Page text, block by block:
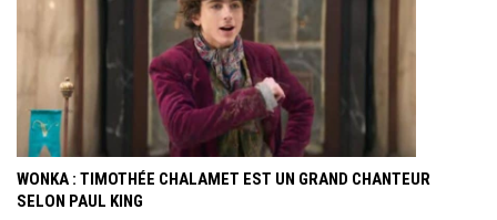
WONKA : TIMOTHÉE CHALAMET EST UN GRAND CHANTEUR
SELON PAUL KING